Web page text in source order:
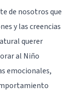
de nosotros que
y las creencias
querer
al Niño
emocionales,